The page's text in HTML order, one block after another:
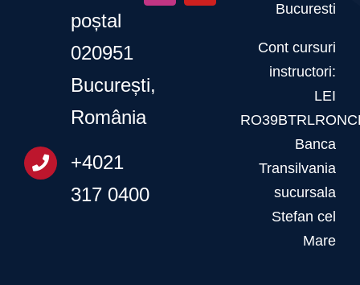
poștal
020951
București,
România
+4021
317 0400
Bucuresti
Cont cursuri
instructori:
LEI
Banca
Transilvania
sucursala
Stefan cel
Mare